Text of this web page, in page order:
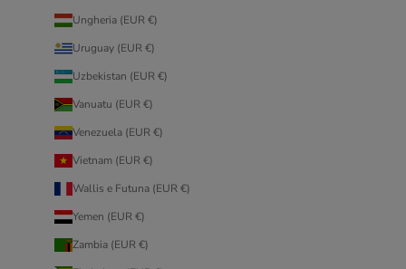
Ungheria (EUR €)
Uruguay (EUR €)
Uzbekistan (EUR €)
Vanuatu (EUR €)
Venezuela (EUR €)
Vietnam (EUR €)
Wallis e Futuna (EUR €)
Yemen (EUR €)
Zambia (EUR €)